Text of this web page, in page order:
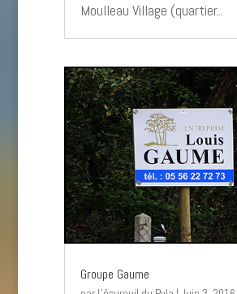
Moulleau Village (quartier...
Groupe Gaume